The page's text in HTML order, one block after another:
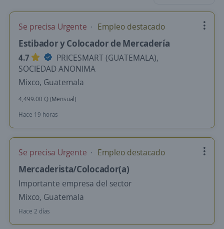
Se precisa Urgente Empleo destacado
Estibador y Colocador de Mercadería
4.7
PRICESMART (GUATEMALA),
SOCIEDAD ANONIMA
Mixco, Guatemala
4,499.00 Q (Mensual)
Hace 19 horas
Se precisa Urgente Empleo destacado
Mercaderista/Colocador(a)
Importante empresa del sector
Mixco, Guatemala
Hace 2 días